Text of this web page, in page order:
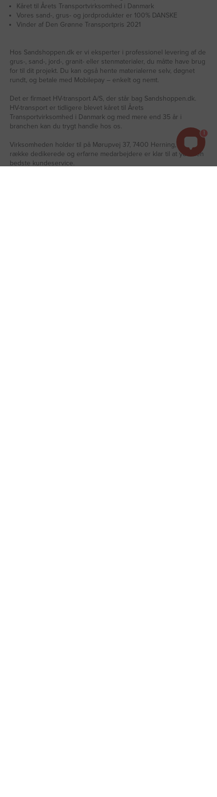
Kåret til Årets Transportvirksomhed i Danmark
Vores sand-, grus- og jordprodukter er 100% DANSKE
Vinder af Den Grønne Transportpris 2021
Hos Sandshoppen.dk er vi eksperter i professionel levering af de
grus-, sand-, jord-, granit- eller stenmaterialer, du måtte have brug
for til dit projekt. Du kan også hente materialerne selv, døgnet
rundt, og betale med Mobilepay – enkelt og nemt.
Det er firmaet HV-transport A/S, der står bag Sandshoppen.dk.
HV-transport er tidligere blevet kåret til Årets
Transportvirksomhed i Danmark og med mere end 35 år i
branchen kan du trygt handle hos os.
Virksomheden holder til på Mørupvej 37, 7400 Herning, hvor en
række dedikerede og erfarne medarbejdere er klar til at yde den
bedste kundeservice.
1